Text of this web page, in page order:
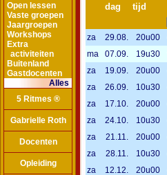
Open lessen
Vaste groepen
Jaargroepen
Workshops
Extra
activiteiten
Buitenland
Gastdocenten
Alles
5 Ritmes ®
Gabrielle Roth
Docenten
Opleiding
dag tijd
za 29.08. 20u00
ma
07.09. 19u30
za
19.09. 20u00
za
26.09. 10u30
za
17.10. 20u00
za
24.10. 10u30
za
21.11. 20u00
za
28.11. 10u30
za
12.12. 20u00